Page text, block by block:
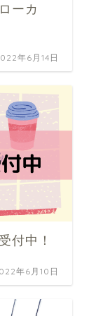
ーカ
年6月14日
付中！
年6月10日